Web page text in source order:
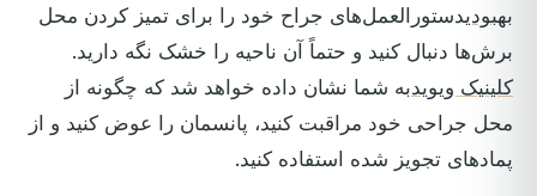
بهبودیدستورالعمل‌های جراح خود را برای تمیز کردن محل
برش‌ها دنبال کنید و حتماً آن ناحیه را خشک نگه دارید.
کلینیک ویویدبه شما نشان داده خواهد شد که چگونه از
محل جراحی خود مراقبت کنید، پانسمان را عوض کنید و از
پمادهای تجویز شده استفاده کنید.